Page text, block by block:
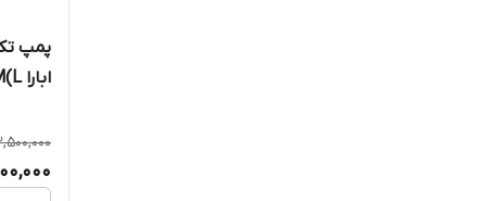
ابارا PRA 1.00 M(L)